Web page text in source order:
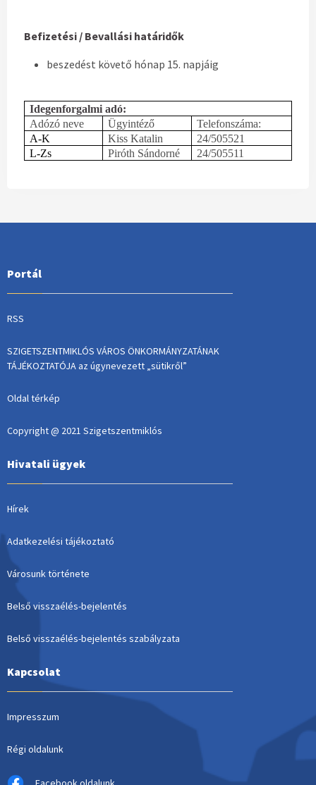
Befizetési / Bevallási határidők
beszedést követő hónap 15. napjáig
Idegenforgalmi adó:
Adózó neve
Ügyintéző
Telefonszáma:
A-K
Kiss Katalin
24/505521
L-Zs
Piróth Sándorné 24/505511
Portál
RSS
SZIGETSZENTMIKLÓS VÁROS ÖNKORMÁNYZATÁNAK
TÁJÉKOZTATÓJA az úgynevezett „sütikről”
Oldal térkép
Copyright @ 2021 Szigetszentmiklós
Hivatali ügyek
Hírek
Adatkezelési tájékoztató
Városunk története
Belső visszaélés-bejelentés
Belső visszaélés-bejelentés szabályzata
Kapcsolat
Impresszum
Régi oldalunk